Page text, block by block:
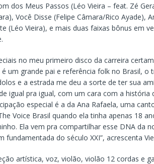
dos Meus Passos (Léo Vieira – feat. Zé
Você Disse (Felipe Câmara/Rico Ayade),
(Léo Vieira), e mais duas faixas bônus em
no meu primeiro disco da carreira
um grande pai e referência folk no Brasil, o
e a estrada me deu a sorte de ter sua
igual pra igual, com um cara com a história
especial é a da Ana Rafaela, uma
Voice Brasil quando ela tinha apenas 18
Ela vem pra compartilhar esse DNA da
do século XXI”, acrescenta
artística, voz, violão, violão 12 cordas e